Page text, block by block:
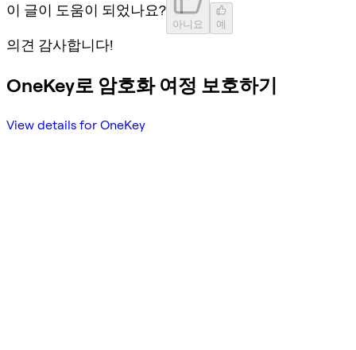
이 글이 도움이 되었나요?
아니요 예
의견 감사합니다!
OneKey로 암호화 여정 보호하기
View details for OneKey